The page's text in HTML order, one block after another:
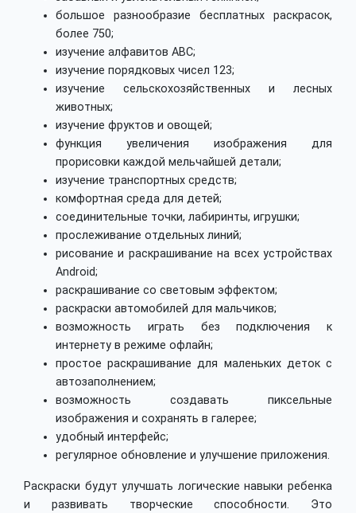
большое разнообразие бесплатных раскрасок,
более 750;
изучение алфавитов ABC;
изучение порядковых чисел 123;
изучение сельскохозяйственных и лесных
животных;
изучение фруктов и овощей;
функция увеличения изображения для
прорисовки каждой мельчайшей детали;
изучение транспортных средств;
комфортная среда для детей;
соединительные точки, лабиринты, игрушки;
прослеживание отдельных линий;
рисование и раскрашивание на всех устройствах
Android;
раскрашивание со световым эффектом;
раскраски автомобилей для мальчиков;
возможность играть без подключения к
интернету в режиме офлайн;
простое раскрашивание для маленьких деток с
автозаполнением;
возможность создавать пиксельные
изображения и сохранять в галерее;
удобный интерфейс;
регулярное обновление и улучшение приложения.
Раскраски будут улучшать логические навыки ребенка
и развивать творческие способности. Это